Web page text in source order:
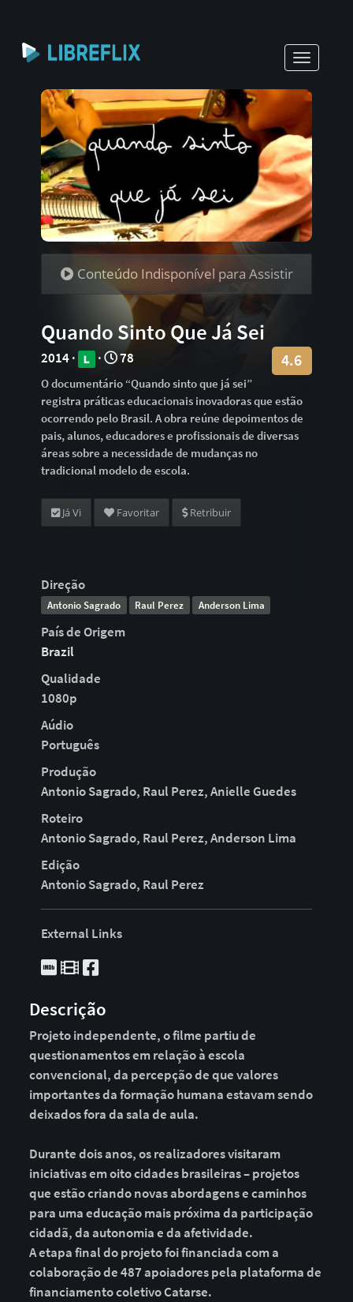
Toggle
Conteúdo Indisponível para Assistir
Quando Sinto Que Já Sei
4.6
2014 · · 78
O documentário “Quando sinto que já sei”
registra práticas educacionais inovadoras que estão
ocorrendo pelo Brasil. A obra reúne depoimentos de
pais, alunos, educadores e profissionais de diversas
áreas sobre a necessidade de mudanças no
tradicional modelo de escola.
Já Vi Favoritar Retribuir
Direção
Antonio Sagrado Raul Perez Anderson Lima
País de Origem
Brazil
Qualidade
1080p
Aúdio
Português
Produção
Antonio Sagrado, Raul Perez, Anielle Guedes
Roteiro
Antonio Sagrado, Raul Perez, Anderson Lima
Edição
Antonio Sagrado, Raul Perez
External Links
Descrição
Projeto independente, o filme partiu de
questionamentos em relação à escola
convencional, da percepção de que valores
importantes da formação humana estavam sendo
deixados fora da sala de aula.
Durante dois anos, os realizadores visitaram
iniciativas em oito cidades brasileiras – projetos
que estão criando novas abordagens e caminhos
para uma educação mais próxima da participação
cidadã, da autonomia e da afetividade.
A etapa final do projeto foi financiada com a
colaboração de 487 apoiadores pela plataforma de
financiamento coletivo Catarse.